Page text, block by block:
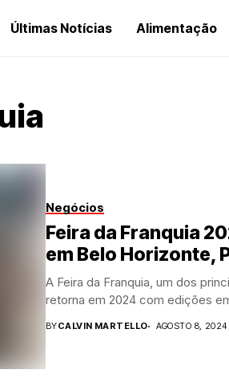
Últimas Notícias Alimentação
Negócios
Feira da Franquia
em Belo Horizonte,
A Feira da Franquia, um dos
retorna em 2024 com edições
BYCALVIN MARTELLO AGOSTO 8, 2024